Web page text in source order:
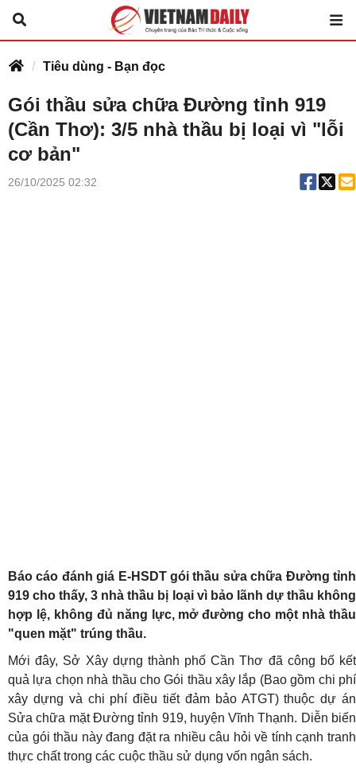
Tiêu dùng - Bạn đọc
Gói thầu sửa chữa Đường tỉnh 919
(Cần Thơ): 3/5 nhà thầu bị loại vì "lỗi
cơ bản"
26/10/2025 02:32
Báo cáo đánh giá E-HSDT gói thầu sửa chữa Đường tỉnh
919 cho thấy, 3 nhà thầu bị loại vì bảo lãnh dự thầu không
hợp lệ, không đủ năng lực, mở đường cho một nhà thầu
"quen mặt" trúng thầu.
Mới đây, Sở Xây dựng thành phố Cần Thơ đã công bố kết
quả lựa chọn nhà thầu cho Gói thầu xây lắp (Bao gồm chi phí
xây dựng và chi phí điều tiết đảm bảo ATGT) thuộc dự án
Sửa chữa mặt Đường tỉnh 919, huyện Vĩnh Thạnh. Diễn biến
của gói thầu này đang đặt ra nhiều câu hỏi về tính cạnh tranh
thực chất trong các cuộc thầu sử dụng vốn ngân sách.